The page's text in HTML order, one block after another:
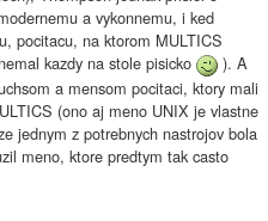
a vykonnemu, i ked
pocitacu, na ktorom MULTICS
kazdy na stole pisicko
). A
a mensom pocitaci, ktory mali
(ono aj meno UNIX je vlastne
jednym z potrebnych nastrojov bola
meno, ktore predtym tak casto